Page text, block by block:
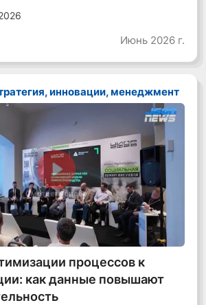
Июнь 2026 г.
инновации, менеджмент
Смотреть видео
процессов к
как данные повышают